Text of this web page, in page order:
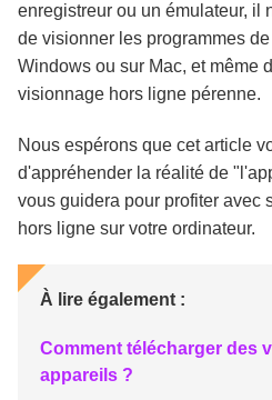
enregistreur ou un émulateur, il
de visionner les programmes
Windows ou sur Mac, et même
visionnage hors ligne pérenne.
Nous espérons que cet article
d'appréhender la réalité de
vous guidera pour profiter avec
hors ligne sur votre ordinateur.
À lire également :
Comment télécharger des
appareils ?